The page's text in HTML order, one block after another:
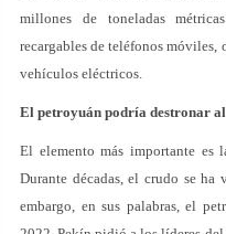
millones de toneladas
recargables de teléfonos móviles,
vehículos eléctricos.
El petroyuán podría destronar
El elemento más importante es
Durante décadas, el crudo se ha
embargo, en sus palabras, el